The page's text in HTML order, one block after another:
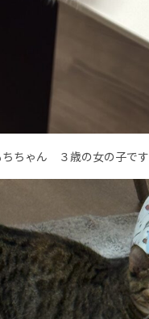
ちちゃん ３歳の女の子です